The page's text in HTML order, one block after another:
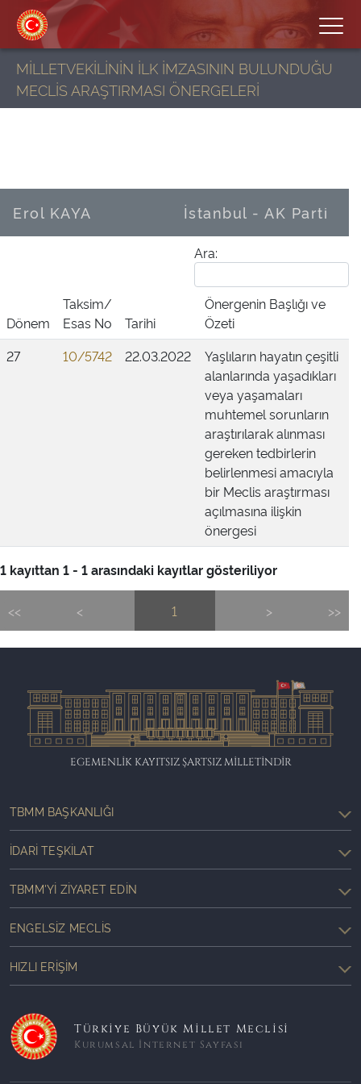
MİLLETVEKİLİNİN İLK İMZASININ BULUNDUĞU
MECLİS ARAŞTIRMASI ÖNERGELERİ
Erol KAYA İstanbul - AK Parti
Ara:
Dönem
Taksim/
Esas No
Tarihi
Önergenin Başlığı ve
Özeti
27
10/5742 22.03.2022
Yaşlıların hayatın çeşitli
alanlarında yaşadıkları
veya yaşamaları
muhtemel sorunların
araştırılarak alınması
gereken tedbirlerin
belirlenmesi amacıyla
bir Meclis araştırması
açılmasına ilişkin
önergesi
1 kayıttan 1 - 1 arasındaki kayıtlar gösteriliyor
<< < 1 > >>
EGEMENLİK KAYITSIZ ŞARTSIZ MİLLETİNDİR
TBMM BAŞKANLIĞI
İDARI TEŞKILAT
TBMM'YI ZIYARET EDIN
ENGELSIZ MECLIS
HIZLI ERIŞIM
Türkiye Büyük Millet Meclisi
Kurumsal İnternet Sayfası